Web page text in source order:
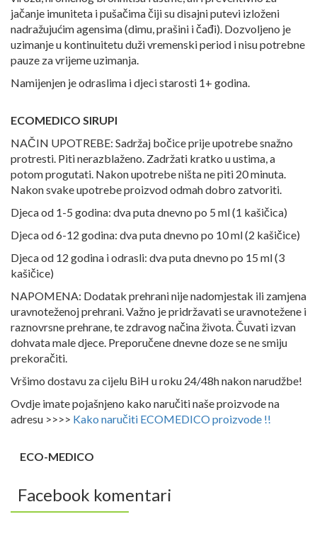
jačanje imuniteta i pušačima čiji su disajni putevi izloženi
nadražujućim agensima (dimu, prašini i čađi). Dozvoljeno je
uzimanje u kontinuitetu duži vremenski period i nisu potrebne
pauze za vrijeme uzimanja.
Namijenjen je odraslima i djeci starosti 1+ godina.
ECOMEDICO SIRUPI
NAČIN UPOTREBE: Sadržaj bočice prije upotrebe snažno
protresti. Piti nerazblaženo. Zadržati kratko u ustima, a
potom progutati. Nakon upotrebe ništa ne piti 20 minuta.
Nakon svake upotrebe proizvod odmah dobro zatvoriti.
Djeca od 1-5 godina: dva puta dnevno po 5 ml (1 kašičica)
Djeca od 6-12 godina: dva puta dnevno po 10 ml (2 kašičice)
Djeca od 12 godina i odrasli: dva puta dnevno po 15 ml (3
kašičice)
NAPOMENA: Dodatak prehrani nije nadomjestak ili zamjena
uravnoteženoj prehrani. Važno je pridržavati se uravnotežene i
raznovrsne prehrane, te zdravog načina života. Čuvati izvan
dohvata male djece. Preporučene dnevne doze se ne smiju
prekoračiti.
Vršimo dostavu za cijelu BiH u roku 24/48h nakon narudžbe!
Ovdje imate pojašnjeno kako naručiti naše proizvode na
adresu >>>> Kako naručiti ECOMEDICO proizvode !!
ECO-MEDICO
Facebook komentari